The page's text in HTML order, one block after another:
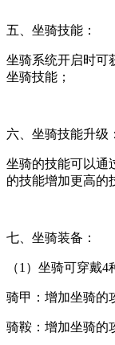
五、坐骑技能：
坐骑系统开启时可
坐骑技能；
六、坐骑技能升级：
坐骑的技能可以通
的技能增加更高的
七、坐骑装备：
（1）坐骑可穿戴4
骑甲：增加坐骑的
骑鞍：增加坐骑的